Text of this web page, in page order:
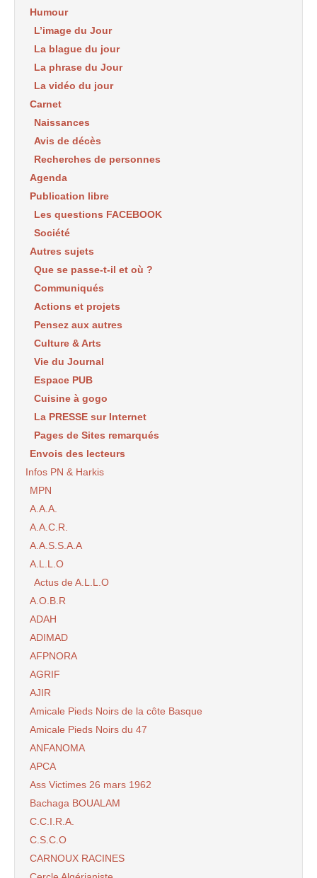
Humour
L’image du Jour
La blague du jour
La phrase du Jour
La vidéo du jour
Carnet
Naissances
Avis de décès
Recherches de personnes
Agenda
Publication libre
Les questions FACEBOOK
Société
Autres sujets
Que se passe-t-il et où ?
Communiqués
Actions et projets
Pensez aux autres
Culture & Arts
Vie du Journal
Espace PUB
Cuisine à gogo
La PRESSE sur Internet
Pages de Sites remarqués
Envois des lecteurs
Infos PN & Harkis
MPN
A.A.A.
A.A.C.R.
A.A.S.S.A.A
A.L.L.O
Actus de A.L.L.O
A.O.B.R
ADAH
ADIMAD
AFPNORA
AGRIF
AJIR
Amicale Pieds Noirs de la côte Basque
Amicale Pieds Noirs du 47
ANFANOMA
APCA
Ass Victimes 26 mars 1962
Bachaga BOUALAM
C.C.I.R.A.
C.S.C.O
CARNOUX RACINES